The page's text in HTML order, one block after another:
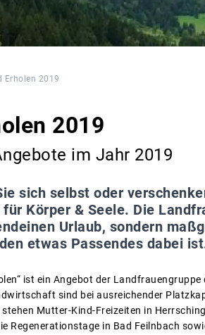
Erholen 2019
2019
im Jahr 2019
sich selbst oder
Körper & Seele. Die
Urlaub, sondern
etwas Passendes dabei
ist ein Angebot der
sind bei ausreichender
Mutter-Kind-Freizeiten in
Regenerationstage in Bad Feilnbach